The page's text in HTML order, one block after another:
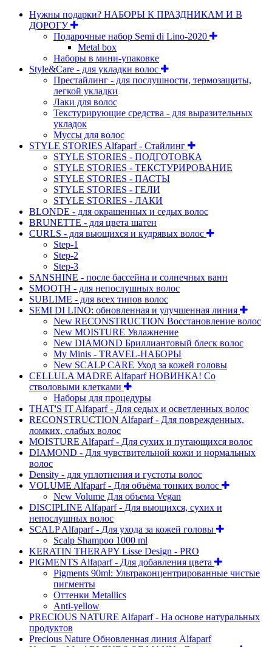
Нужны подарки? НАБОРЫ К ПРАЗДНИКАМ И В
ДОРОГУ
Подарочные набор Semi di Lino-2020
Metal box
Наборы в мини-упаковке
Style&Care - для укладки волос
Престайлинг - для послушности, термозащиты,
легкой укладки
Лаки для волос
Текстурирующие средства - для выразительных
укладок
Муссы для волос
STYLE STORIES Alfaparf - Стайлинг
STYLE STORIES - ПОДГОТОВКА
STYLE STORIES - ТЕКСТУРИРОВАНИЕ
STYLE STORIES - ПАСТЫ
STYLE STORIES - ГЕЛИ
STYLE STORIES - ЛАКИ
BLONDE - для окрашенных и седых волос
BRUNETTE - для цвета шатен
CURLS - для вьющихся и кудрявых волос
Step-1
Step-2
Step-3
SANSHINE - после бассейна и солнечных ванн
SMOOTH - для непослушных волос
SUBLIME - для всех типов волос
SEMI DI LINO: обновленная и улучшенная линия
New RECONSTRUCTION Восстановление волос
New MOISTURE Увлажнение
New DIAMOND Бриллиантовый блеск волос
My Minis - TRAVEL-НАБОРЫ
New SCALP CARE Уход за кожей головы
CELLULA MADRE Alfaparf НОВИНКА! Со
стволовыми клетками
Наборы для процедуры
THAT'S IT Alfaparf - Для седых и осветленных волос
RECONSTRUCTION Alfaparf - Для поврежденных,
ломких, слабых волос
MOISTURE Alfaparf - Для сухих и путающихся волос
DIAMOND - Для чувствительной кожи и нормальных
волос
Density - для уплотнения и густоты волос
VOLUME Alfaparf - Для объёма тонких волос
New Volume Для объема Vegan
DISCIPLINE Alfaparf - Для вьющихся, сухих и
непослушных волос
SCALP Alfaparf - Для ухода за кожей головы
Scalp Shampoo 1000 ml
KERATIN THERAPY Lisse Design - PRO
PIGMENTS Alfaparf - Для добавления цвета
Pigments 90ml: Ультраконцентрированные чистые
пигменты
Оттенки Metallics
Anti-yellow
PRECIOUS NATURE Alfaparf - На основе натуральных
продуктов
Precious Nature Обновленная линия Alfaparf